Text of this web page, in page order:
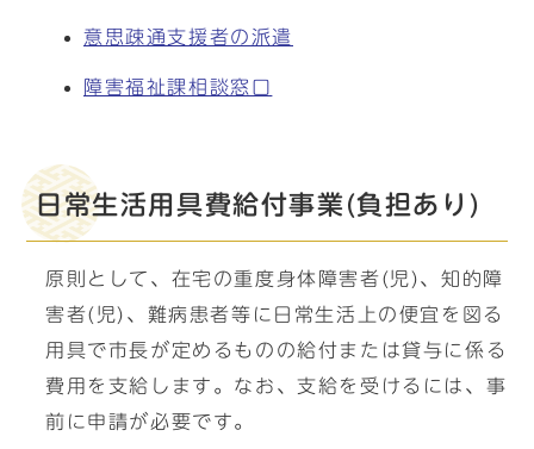
意思疎通支援者の派遣
障害福祉課相談窓口
日常生活用具費給付事業(負担あり)
原則として、在宅の重度身体障害者(児)、知的障
害者(児)、難病患者等に日常生活上の便宜を図る
用具で市長が定めるものの給付または貸与に係る
費用を支給します。なお、支給を受けるには、事
前に申請が必要です。